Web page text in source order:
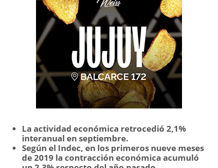
La actividad económica retrocedió 2,1%
interanual en septiembre.
Según el Indec, en los primeros nueve meses
de 2019 la contracción económica acumuló